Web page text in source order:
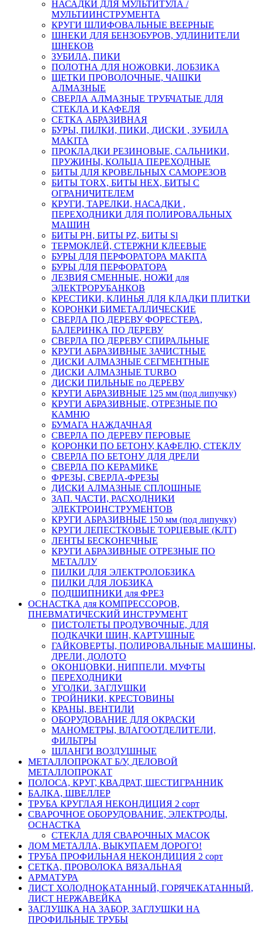
НАСАДКИ ДЛЯ МУЛЬТИТУЛА /
МУЛЬТИИНСТРУМЕНТА
КРУГИ ШЛИФОВАЛЬНЫЕ ВЕЕРНЫЕ
ШНЕКИ ДЛЯ БЕНЗОБУРОВ, УДЛИНИТЕЛИ
ШНЕКОВ
ЗУБИЛА, ПИКИ
ПОЛОТНА ДЛЯ НОЖОВКИ, ЛОБЗИКА
ЩЕТКИ ПРОВОЛОЧНЫЕ, ЧАШКИ
АЛМАЗНЫЕ
СВЕРЛА АЛМАЗНЫЕ ТРУБЧАТЫЕ ДЛЯ
СТЕКЛА И КАФЕЛЯ
СЕТКА АБРАЗИВНАЯ
БУРЫ, ПИЛКИ, ПИКИ, ДИСКИ , ЗУБИЛА
MAKITA
ПРОКЛАДКИ РЕЗИНОВЫЕ, САЛЬНИКИ,
ПРУЖИНЫ, КОЛЬЦА ПЕРЕХОДНЫЕ
БИТЫ ДЛЯ КРОВЕЛЬНЫХ САМОРЕЗОВ
БИТЫ TORX, БИТЫ НЕХ, БИТЫ С
ОГРАНИЧИТЕЛЕМ
КРУГИ, ТАРЕЛКИ, НАСАДКИ ,
ПЕРЕХОДНИКИ ДЛЯ ПОЛИРОВАЛЬНЫХ
МАШИН
БИТЫ PH, БИТЫ PZ, БИТЫ Sl
ТЕРМОКЛЕЙ, СТЕРЖНИ КЛЕЕВЫЕ
БУРЫ ДЛЯ ПЕРФОРАТОРА MAKITA
БУРЫ ДЛЯ ПЕРФОРАТОРА
ЛЕЗВИЯ СМЕННЫЕ, НОЖИ для
ЭЛЕКТРОРУБАНКОВ
КРЕСТИКИ, КЛИНЬЯ ДЛЯ КЛАДКИ ПЛИТКИ
КОРОНКИ БИМЕТАЛЛИЧЕСКИЕ
СВЕРЛА ПО ДЕРЕВУ ФОРЕСТЕРА,
БАЛЕРИНКА ПО ДЕРЕВУ
СВЕРЛА ПО ДЕРЕВУ СПИРАЛЬНЫЕ
КРУГИ АБРАЗИВНЫЕ ЗАЧИСТНЫЕ
ДИСКИ АЛМАЗНЫЕ СЕГМЕНТНЫЕ
ДИСКИ АЛМАЗНЫЕ TURBO
ДИСКИ ПИЛЬНЫЕ по ДЕРЕВУ
КРУГИ АБРАЗИВНЫЕ 125 мм (под липучку)
КРУГИ АБРАЗИВНЫЕ, ОТРЕЗНЫЕ ПО
КАМНЮ
БУМАГА НАЖДАЧНАЯ
СВЕРЛА ПО ДЕРЕВУ ПЕРОВЫЕ
КОРОНКИ ПО БЕТОНУ, КАФЕЛЮ, СТЕКЛУ
СВЕРЛА ПО БЕТОНУ ДЛЯ ДРЕЛИ
СВЕРЛА ПО КЕРАМИКЕ
ФРЕЗЫ, СВЕРЛА-ФРЕЗЫ
ДИСКИ АЛМАЗНЫЕ СПЛОШНЫЕ
ЗАП. ЧАСТИ, РАСХОДНИКИ
ЭЛЕКТРОИНСТРУМЕНТОВ
КРУГИ АБРАЗИВНЫЕ 150 мм (под липучку)
КРУГИ ЛЕПЕСТКОВЫЕ ТОРЦЕВЫЕ (КЛТ)
ЛЕНТЫ БЕСКОНЕЧНЫЕ
КРУГИ АБРАЗИВНЫЕ ОТРЕЗНЫЕ ПО
МЕТАЛЛУ
ПИЛКИ ДЛЯ ЭЛЕКТРОЛОБЗИКА
ПИЛКИ ДЛЯ ЛОБЗИКА
ПОДШИПНИКИ для ФРЕЗ
ОСНАСТКА для КОМПРЕССОРОВ,
ПНЕВМАТИЧЕСКИЙ ИНСТРУМЕНТ
ПИСТОЛЕТЫ ПРОДУВОЧНЫЕ, ДЛЯ
ПОДКАЧКИ ШИН, КАРТУШНЫЕ
ГАЙКОВЕРТЫ, ПОЛИРОВАЛЬНЫЕ МАШИНЫ,
ДРЕЛИ, ДОЛОТО
ОКОНЦОВКИ, НИППЕЛИ. МУФТЫ
ПЕРЕХОДНИКИ
УГОЛКИ. ЗАГЛУШКИ
ТРОЙНИКИ, КРЕСТОВИНЫ
КРАНЫ, ВЕНТИЛИ
ОБОРУДОВАНИЕ ДЛЯ ОКРАСКИ
МАНОМЕТРЫ, ВЛАГООТДЕЛИТЕЛИ,
ФИЛЬТРЫ
ШЛАНГИ ВОЗДУШНЫЕ
МЕТАЛЛОПРОКАТ Б/У, ДЕЛОВОЙ
МЕТАЛЛОПРОКАТ
ПОЛОСА, КРУГ, КВАДРАТ, ШЕСТИГРАННИК
БАЛКА, ШВЕЛЛЕР
ТРУБА КРУГЛАЯ НЕКОНДИЦИЯ 2 сорт
СВАРОЧНОЕ ОБОРУДОВАНИЕ, ЭЛЕКТРОДЫ,
ОСНАСТКА
СТЕКЛА ДЛЯ СВАРОЧНЫХ МАСОК
ЛОМ МЕТАЛЛА, ВЫКУПАЕМ ДОРОГО!
ТРУБА ПРОФИЛЬНАЯ НЕКОНДИЦИЯ 2 сорт
СЕТКА, ПРОВОЛОКА ВЯЗАЛЬНАЯ
АРМАТУРА
ЛИСТ ХОЛОДНОКАТАННЫЙ, ГОРЯЧЕКАТАННЫЙ,
ЛИСТ НЕРЖАВЕЙКА
ЗАГЛУШКА НА ЗАБОР, ЗАГЛУШКИ НА
ПРОФИЛЬНЫЕ ТРУБЫ